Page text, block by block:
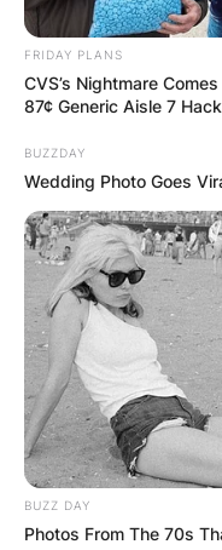
Еден
во
Сместен во
западната
FRIDAY PLANS
CVS’s Nightmare
87¢ Generic Aisle 7 Hack
BUZZDAY
Wedding Photo Goes
BUZZ DAY
Photos From The 70s